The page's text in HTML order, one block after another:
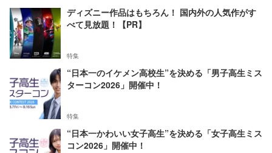
ディズニー作品はもちろん！ 国内外の人気作がす
べて見放題！【PR】
特集
“日本一のイケメン高校生”を決める「男子高生ミス
ターコン2026」開催中！
特集
“日本一かわいい女子高生”を決める「女子高生ミス
コン2026」開催中！